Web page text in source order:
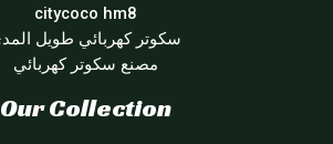
citycoco hm8
سكوتر كهربائي طويل
مصنع سكوتر كهربائي
Our Collection